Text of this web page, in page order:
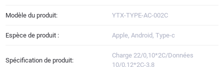
Modèle du produit: YTX-TYPE-AC-002C
Espèce de produit : Apple, Android, Type-c
Spécification de produit:
Charge 22/0,10*2C/Données
10/0,12*2C-3,8